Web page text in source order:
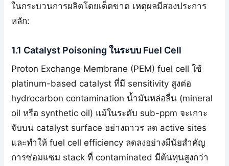
ในกระบวนการผลิตโดยเด็ดขาด เหตุผลมีสองประการ
หลัก:
1.1 Catalyst Poisoning ในระบบ Fuel Cell
Proton Exchange Membrane (PEM) fuel cell ใช้
platinum-based catalyst ที่มี sensitivity สูงต่อ
hydrocarbon contamination น้ำมันหล่อลื่น (mineral
oil หรือ synthetic oil) แม้ในระดับ sub-ppm จะเกาะ
จับบน catalyst surface อย่างถาวร ลด active sites
และทำให้ fuel cell efficiency ลดลงอย่างมีนัยสำคัญ
การซ่อมแซม stack ที่ contaminated มีต้นทุนสูงกว่า